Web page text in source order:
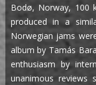
Bodø, Norway, 100
produced in a
Norwegian jams
album by Tamás
enthusiasm by
unanimous